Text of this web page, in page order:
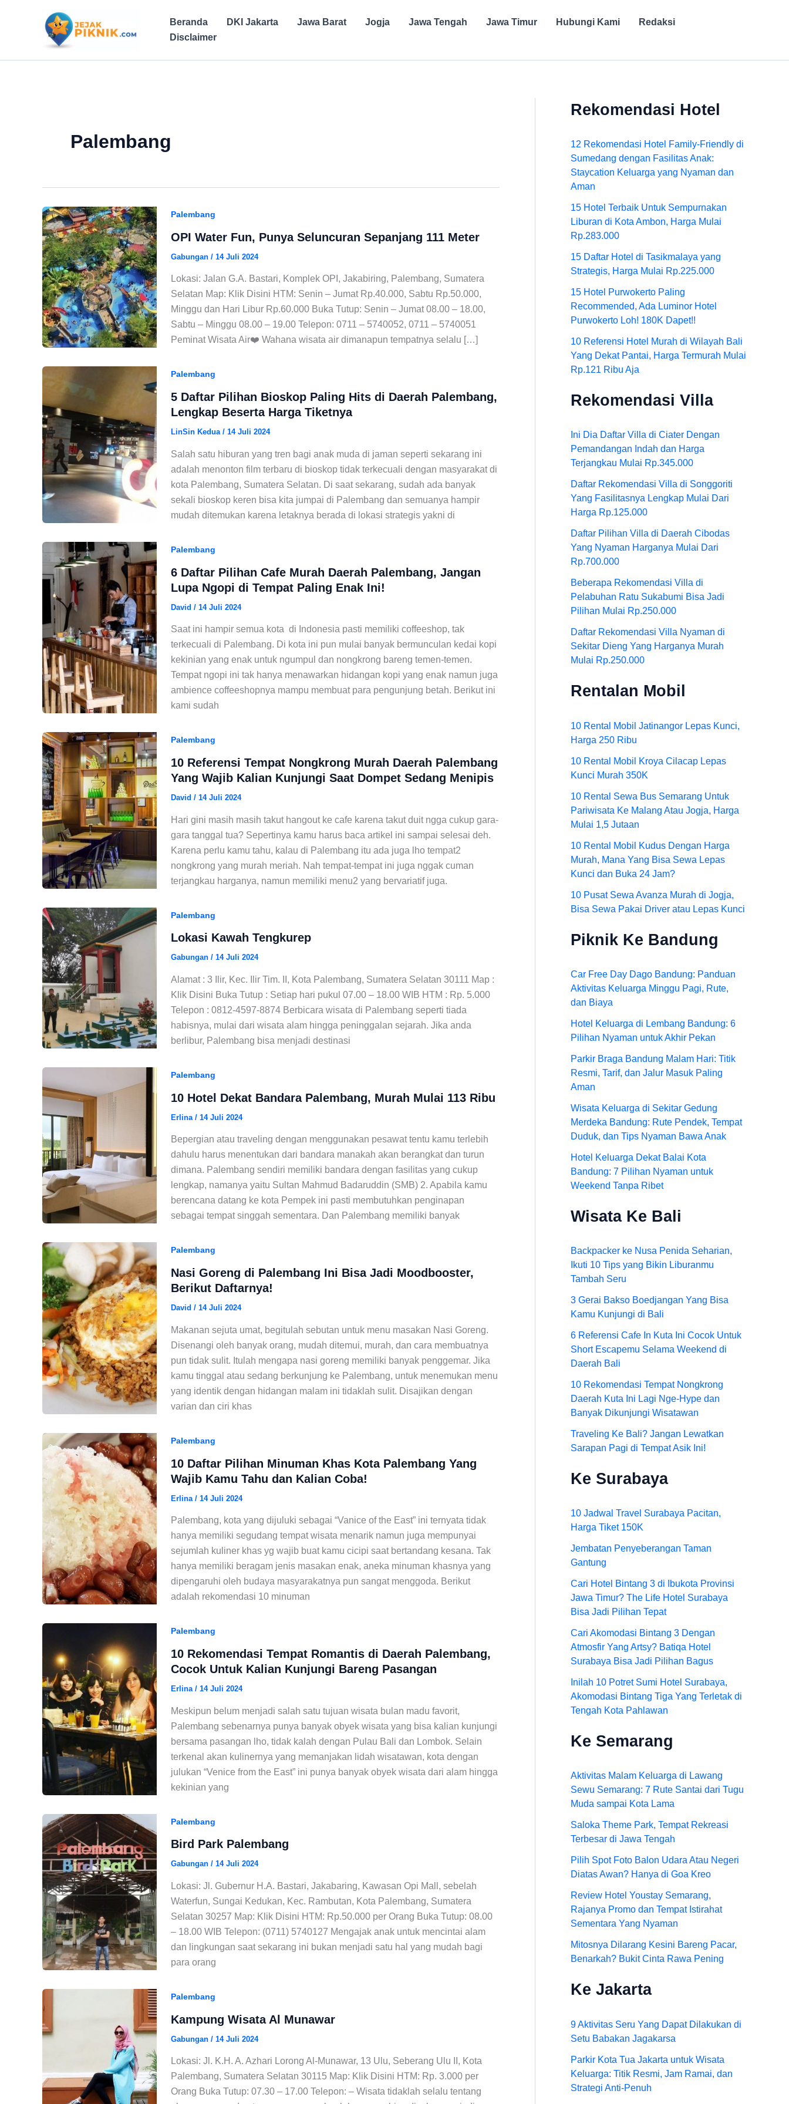
Beranda DKI Jakarta Jawa Barat Jogja Jawa Tengah Jawa Timur Hubungi Kami
Redaksi
Disclaimer
Palembang
Palembang
OPI Water Fun, Punya Seluncuran Sepanjang 111 Meter
Gabungan / 14 Juli 2024
Lokasi: Jalan G.A. Bastari, Komplek OPI, Jakabiring, Palembang, Sumatera
Selatan Map: Klik Disini HTM: Senin – Jumat Rp.40.000, Sabtu Rp.50.000,
Minggu dan Hari Libur Rp.60.000 Buka Tutup: Senin – Jumat 08.00 – 18.00,
Sabtu – Minggu 08.00 – 19.00 Telepon: 0711 – 5740052, 0711 – 5740051
Peminat Wisata Air❤️ Wahana wisata air dimanapun tempatnya selalu […]
Palembang
5 Daftar Pilihan Bioskop Paling Hits di Daerah Palembang,
Lengkap Beserta Harga Tiketnya
LinSin Kedua / 14 Juli 2024
Salah satu hiburan yang tren bagi anak muda di jaman seperti sekarang ini
adalah menonton film terbaru di bioskop tidak terkecuali dengan masyarakat di
kota Palembang, Sumatera Selatan. Di saat sekarang, sudah ada banyak
sekali bioskop keren bisa kita jumpai di Palembang dan semuanya hampir
mudah ditemukan karena letaknya berada di lokasi strategis yakni di
Palembang
6 Daftar Pilihan Cafe Murah Daerah Palembang, Jangan
Lupa Ngopi di Tempat Paling Enak Ini!
David / 14 Juli 2024
Saat ini hampir semua kota di Indonesia pasti memiliki coffeeshop, tak
terkecuali di Palembang. Di kota ini pun mulai banyak bermunculan kedai kopi
kekinian yang enak untuk ngumpul dan nongkrong bareng temen-temen.
Tempat ngopi ini tak hanya menawarkan hidangan kopi yang enak namun juga
ambience coffeeshopnya mampu membuat para pengunjung betah. Berikut ini
kami sudah
Palembang
10 Referensi Tempat Nongkrong Murah Daerah Palembang
Yang Wajib Kalian Kunjungi Saat Dompet Sedang Menipis
David / 14 Juli 2024
Hari gini masih masih takut hangout ke cafe karena takut duit ngga cukup gara-
gara tanggal tua? Sepertinya kamu harus baca artikel ini sampai selesai deh.
Karena perlu kamu tahu, kalau di Palembang itu ada juga lho tempat2
nongkrong yang murah meriah. Nah tempat-tempat ini juga nggak cuman
terjangkau harganya, namun memiliki menu2 yang bervariatif juga.
Palembang
Lokasi Kawah Tengkurep
Gabungan / 14 Juli 2024
Alamat : 3 Ilir, Kec. Ilir Tim. II, Kota Palembang, Sumatera Selatan 30111 Map :
Klik Disini Buka Tutup : Setiap hari pukul 07.00 – 18.00 WIB HTM : Rp. 5.000
Telepon : 0812-4597-8874 Berbicara wisata di Palembang seperti tiada
habisnya, mulai dari wisata alam hingga peninggalan sejarah. Jika anda
berlibur, Palembang bisa menjadi destinasi
Palembang
10 Hotel Dekat Bandara Palembang, Murah Mulai 113 Ribu
Erlina / 14 Juli 2024
Bepergian atau traveling dengan menggunakan pesawat tentu kamu terlebih
dahulu harus menentukan dari bandara manakah akan berangkat dan turun
dimana. Palembang sendiri memiliki bandara dengan fasilitas yang cukup
lengkap, namanya yaitu Sultan Mahmud Badaruddin (SMB) 2. Apabila kamu
berencana datang ke kota Pempek ini pasti membutuhkan penginapan
sebagai tempat singgah sementara. Dan Palembang memiliki banyak
Palembang
Nasi Goreng di Palembang Ini Bisa Jadi Moodbooster,
Berikut Daftarnya!
David / 14 Juli 2024
Makanan sejuta umat, begitulah sebutan untuk menu masakan Nasi Goreng.
Disenangi oleh banyak orang, mudah ditemui, murah, dan cara membuatnya
pun tidak sulit. Itulah mengapa nasi goreng memiliki banyak penggemar. Jika
kamu tinggal atau sedang berkunjung ke Palembang, untuk menemukan menu
yang identik dengan hidangan malam ini tidaklah sulit. Disajikan dengan
varian dan ciri khas
Palembang
10 Daftar Pilihan Minuman Khas Kota Palembang Yang
Wajib Kamu Tahu dan Kalian Coba!
Erlina / 14 Juli 2024
Palembang, kota yang dijuluki sebagai “Vanice of the East” ini ternyata tidak
hanya memiliki segudang tempat wisata menarik namun juga mempunyai
sejumlah kuliner khas yg wajib buat kamu cicipi saat bertandang kesana. Tak
hanya memiliki beragam jenis masakan enak, aneka minuman khasnya yang
dipengaruhi oleh budaya masyarakatnya pun sangat menggoda. Berikut
adalah rekomendasi 10 minuman
Palembang
10 Rekomendasi Tempat Romantis di Daerah Palembang,
Cocok Untuk Kalian Kunjungi Bareng Pasangan
Erlina / 14 Juli 2024
Meskipun belum menjadi salah satu tujuan wisata bulan madu favorit,
Palembang sebenarnya punya banyak obyek wisata yang bisa kalian kunjungi
bersama pasangan lho, tidak kalah dengan Pulau Bali dan Lombok. Selain
terkenal akan kulinernya yang memanjakan lidah wisatawan, kota dengan
julukan “Venice from the East” ini punya banyak obyek wisata dari alam hingga
kekinian yang
Palembang
Bird Park Palembang
Gabungan / 14 Juli 2024
Lokasi: Jl. Gubernur H.A. Bastari, Jakabaring, Kawasan Opi Mall, sebelah
Waterfun, Sungai Kedukan, Kec. Rambutan, Kota Palembang, Sumatera
Selatan 30257 Map: Klik Disini HTM: Rp.50.000 per Orang Buka Tutup: 08.00
– 18.00 WIB Telepon: (0711) 5740127 Mengajak anak untuk mencintai alam
dan lingkungan saat sekarang ini bukan menjadi satu hal yang mudah bagi
para orang
Palembang
Kampung Wisata Al Munawar
Gabungan / 14 Juli 2024
Lokasi: Jl. K.H. A. Azhari Lorong Al-Munawar, 13 Ulu, Seberang Ulu II, Kota
Palembang, Sumatera Selatan 30115 Map: Klik Disini HTM: Rp. 3.000 per
Orang Buka Tutup: 07.30 – 17.00 Telepon: – Wisata tidaklah selalu tentang
Rekomendasi Hotel
12 Rekomendasi Hotel Family-Friendly di
Sumedang dengan Fasilitas Anak:
Staycation Keluarga yang Nyaman dan
Aman
15 Hotel Terbaik Untuk Sempurnakan
Liburan di Kota Ambon, Harga Mulai
Rp.283.000
15 Daftar Hotel di Tasikmalaya yang
Strategis, Harga Mulai Rp.225.000
15 Hotel Purwokerto Paling
Recommended, Ada Luminor Hotel
Purwokerto Loh! 180K Dapet!!
10 Referensi Hotel Murah di Wilayah Bali
Yang Dekat Pantai, Harga Termurah Mulai
Rp.121 Ribu Aja
Rekomendasi Villa
Ini Dia Daftar Villa di Ciater Dengan
Pemandangan Indah dan Harga
Terjangkau Mulai Rp.345.000
Daftar Rekomendasi Villa di Songgoriti
Yang Fasilitasnya Lengkap Mulai Dari
Harga Rp.125.000
Daftar Pilihan Villa di Daerah Cibodas
Yang Nyaman Harganya Mulai Dari
Rp.700.000
Beberapa Rekomendasi Villa di
Pelabuhan Ratu Sukabumi Bisa Jadi
Pilihan Mulai Rp.250.000
Daftar Rekomendasi Villa Nyaman di
Sekitar Dieng Yang Harganya Murah
Mulai Rp.250.000
Rentalan Mobil
10 Rental Mobil Jatinangor Lepas Kunci,
Harga 250 Ribu
10 Rental Mobil Kroya Cilacap Lepas
Kunci Murah 350K
10 Rental Sewa Bus Semarang Untuk
Pariwisata Ke Malang Atau Jogja, Harga
Mulai 1,5 Jutaan
10 Rental Mobil Kudus Dengan Harga
Murah, Mana Yang Bisa Sewa Lepas
Kunci dan Buka 24 Jam?
10 Pusat Sewa Avanza Murah di Jogja,
Bisa Sewa Pakai Driver atau Lepas Kunci
Piknik Ke Bandung
Car Free Day Dago Bandung: Panduan
Aktivitas Keluarga Minggu Pagi, Rute,
dan Biaya
Hotel Keluarga di Lembang Bandung: 6
Pilihan Nyaman untuk Akhir Pekan
Parkir Braga Bandung Malam Hari: Titik
Resmi, Tarif, dan Jalur Masuk Paling
Aman
Wisata Keluarga di Sekitar Gedung
Merdeka Bandung: Rute Pendek, Tempat
Duduk, dan Tips Nyaman Bawa Anak
Hotel Keluarga Dekat Balai Kota
Bandung: 7 Pilihan Nyaman untuk
Weekend Tanpa Ribet
Wisata Ke Bali
Backpacker ke Nusa Penida Seharian,
Ikuti 10 Tips yang Bikin Liburanmu
Tambah Seru
3 Gerai Bakso Boedjangan Yang Bisa
Kamu Kunjungi di Bali
6 Referensi Cafe In Kuta Ini Cocok Untuk
Short Escapemu Selama Weekend di
Daerah Bali
10 Rekomendasi Tempat Nongkrong
Daerah Kuta Ini Lagi Nge-Hype dan
Banyak Dikunjungi Wisatawan
Traveling Ke Bali? Jangan Lewatkan
Sarapan Pagi di Tempat Asik Ini!
Ke Surabaya
10 Jadwal Travel Surabaya Pacitan,
Harga Tiket 150K
Jembatan Penyeberangan Taman
Gantung
Cari Hotel Bintang 3 di Ibukota Provinsi
Jawa Timur? The Life Hotel Surabaya
Bisa Jadi Pilihan Tepat
Cari Akomodasi Bintang 3 Dengan
Atmosfir Yang Artsy? Batiqa Hotel
Surabaya Bisa Jadi Pilihan Bagus
Inilah 10 Potret Sumi Hotel Surabaya,
Akomodasi Bintang Tiga Yang Terletak di
Tengah Kota Pahlawan
Ke Semarang
Aktivitas Malam Keluarga di Lawang
Sewu Semarang: 7 Rute Santai dari Tugu
Muda sampai Kota Lama
Saloka Theme Park, Tempat Rekreasi
Terbesar di Jawa Tengah
Pilih Spot Foto Balon Udara Atau Negeri
Diatas Awan? Hanya di Goa Kreo
Review Hotel Youstay Semarang,
Rajanya Promo dan Tempat Istirahat
Sementara Yang Nyaman
Mitosnya Dilarang Kesini Bareng Pacar,
Benarkah? Bukit Cinta Rawa Pening
Ke Jakarta
9 Aktivitas Seru Yang Dapat Dilakukan di
Setu Babakan Jagakarsa
Parkir Kota Tua Jakarta untuk Wisata
Keluarga: Titik Resmi, Jam Ramai, dan
Strategi Anti-Penuh